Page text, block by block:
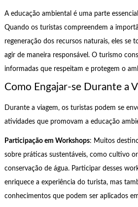
A educação ambiental é uma parte
Quando os turistas compreendem a
regeneração dos recursos naturais, eles se
agir de maneira responsável. O turismo
informadas que respeitam e protegem o
Como Engajar-se Durante a
Durante a viagem, os turistas podem se
atividades que promovam a educação
Participação em Workshops: Muitos
sobre práticas sustentáveis, como cultivo
conservação de água. Participar desses
enriquece a experiência do turista, mas
conhecimentos que podem ser aplicados